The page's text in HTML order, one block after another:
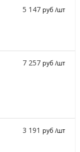
5 147руб /шт
7 257руб /шт
3 191руб /шт